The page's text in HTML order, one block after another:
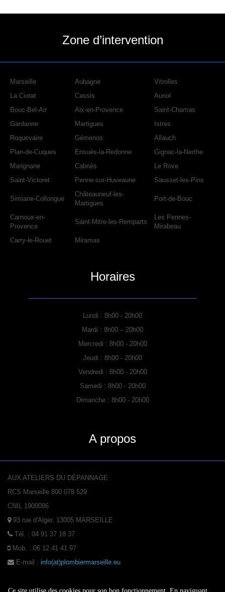
Zone d’intervention
Marseille Aubagne
Vitrolles
La Ciotat
Cassis
Auriol
Bouc-Bel-Air
Aix-en-Provence
Saint-Chamas
Gardanne
Martigues
Istres
Roquevaire
Gémenos
Allauch
Plan-de-Cuques
Ensuès-la-Redonne
Gignac-la-Nerthe
Marignane
Cabriès
Le Rove
Saint-Victoret
Penne-sur-Huveaune Sausset-les-Pins
Simiane-Collongue
Châteauneuf-les-
Martigues
Port-de-Bouc
Carnoux-en-
Provence
Saint-Mitre-les-Remparts
Les Pennes-
Mirabeau
Carry-le-Rouet
Miramas
Horaires
Lundi : 8h00 - 20h00
Mardi : 8h00 – 20h00
Mercredi : 8h00 - 20h00
Jeudi : 8h00 - 20h00
Vendredi : 8h00 - 20h00
Samedi : 8h00 - 20h00
Dimanche : 8h00 - 20h00
A propos
AUX ATELIERS DU DÉPANNAGE
RCS Marseille 800 078 529
CNIL 1900086
93 rue d'Alger, 13005 MARSEILLE
Tél. : 04 91 37 18 37
Mob. : 06 12 41 41 97
E-mail : info(at)plombiermarseille.eu